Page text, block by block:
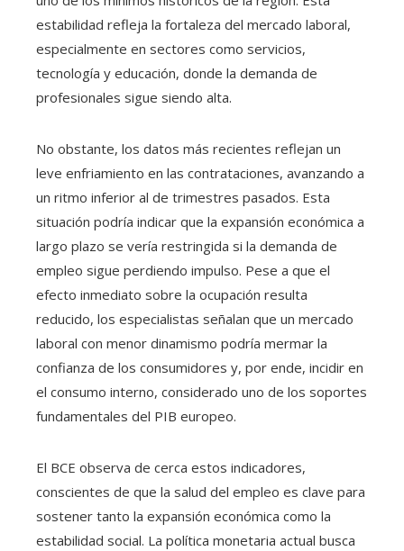
estabilidad refleja la fortaleza del mercado laboral,
especialmente en sectores como servicios,
tecnología y educación, donde la demanda de
profesionales sigue siendo alta.
No obstante, los datos más recientes reflejan un
leve enfriamiento en las contrataciones, avanzando a
un ritmo inferior al de trimestres pasados. Esta
situación podría indicar que la expansión económica a
largo plazo se vería restringida si la demanda de
empleo sigue perdiendo impulso. Pese a que el
efecto inmediato sobre la ocupación resulta
reducido, los especialistas señalan que un mercado
laboral con menor dinamismo podría mermar la
confianza de los consumidores y, por ende, incidir en
el consumo interno, considerado uno de los soportes
fundamentales del PIB europeo.
El BCE observa de cerca estos indicadores,
conscientes de que la salud del empleo es clave para
sostener tanto la expansión económica como la
estabilidad social. La política monetaria actual busca